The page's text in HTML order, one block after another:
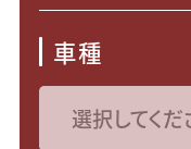
車種